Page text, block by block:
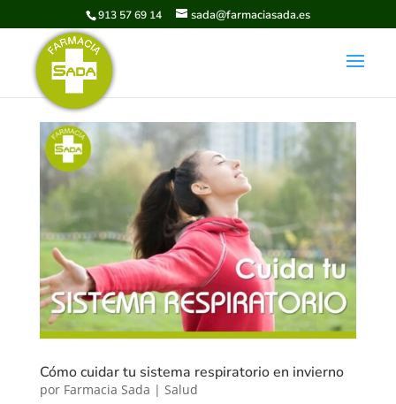
913 57 69 14 sada@farmaciasada.es
Cómo cuidar tu sistema respiratorio en invierno
por Farmacia Sada | Salud